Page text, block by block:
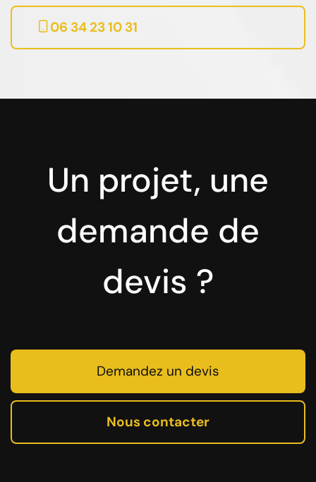
06 34 23 10 31
Un projet, une
demande de
devis ?
Demandez un devis
Nous contacter